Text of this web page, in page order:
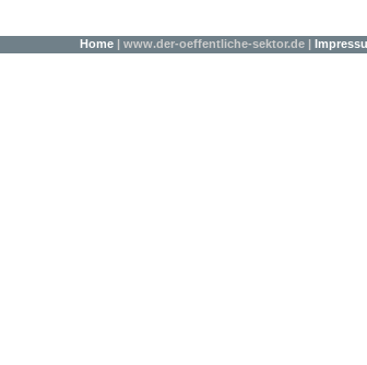
Home| www.der-oeffentliche-sektor.de |